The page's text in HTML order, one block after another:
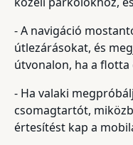
- A navigáció
útlezárásokat, és
útvonalon, ha a flotta
- Ha valaki
csomagtartót,
értesítést kap a